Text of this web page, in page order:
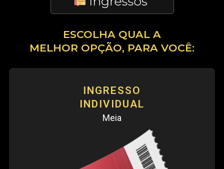
ESCOLHA QUAL A
MELHOR OPÇÃO, PARA VOCÊ:
INGRESSO
INDIVIDUAL
Meia